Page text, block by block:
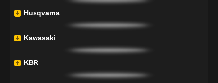
Husqvarna
Kawasaki
KBR